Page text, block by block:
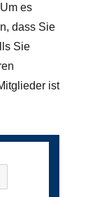
es
dass Sie
Sie
ist